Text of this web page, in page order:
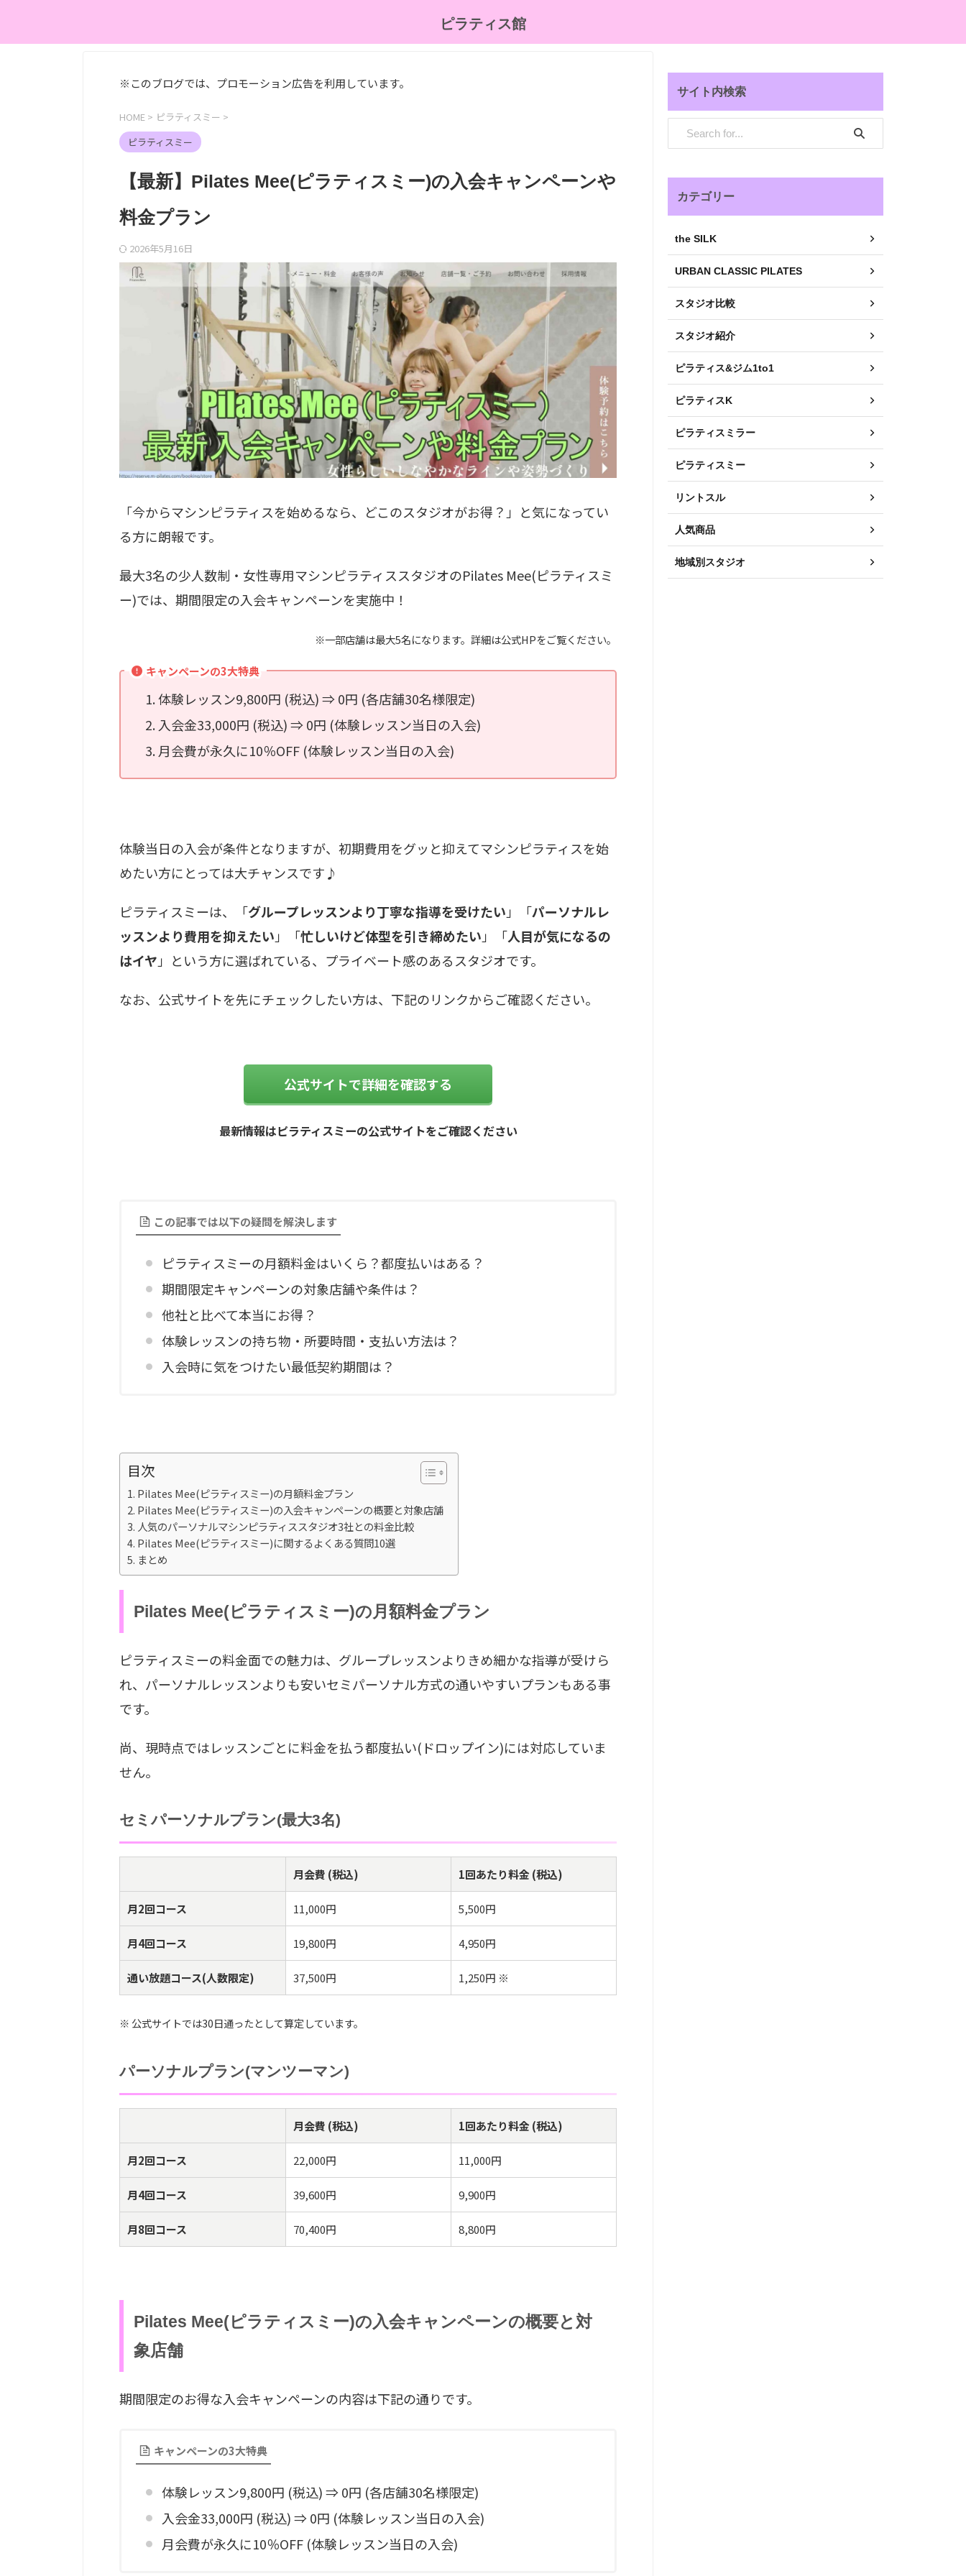
ピラティス館
※このブログでは、プロモーション広告を利用しています。
HOME > ピラティスミー >
ピラティスミー
【最新】Pilates Mee(ピラティスミー)の入会キャンペーンや
料金プラン
2026年5月16日
「今からマシンピラティスを始めるなら、どこのスタジオがお得？」と気になってい
る方に朗報です。
最大3名の少人数制・女性専用マシンピラティススタジオのPilates Mee(ピラティスミ
ー)では、期間限定の入会キャンペーンを実施中！
※一部店舗は最大5名になります。詳細は公式HPをご覧ください。
キャンペーンの3大特典
体験レッスン9,800円 (税込) ⇒ 0円 (各店舗30名様限定)
入会金33,000円 (税込) ⇒ 0円 (体験レッスン当日の入会)
月会費が永久に10％OFF (体験レッスン当日の入会)
体験当日の入会が条件となりますが、初期費用をグッと抑えてマシンピラティスを始
めたい方にとっては大チャンスです♪
ピラティスミーは、「グループレッスンより丁寧な指導を受けたい 」「パーソナルレ
ッスンより費用を抑えたい 」「忙しいけど体型を引き締めたい 」「人目が気になるの
はイヤ 」という方に選ばれている、プライベート感のあるスタジオです。
なお、公式サイトを先にチェックしたい方は、下記のリンクからご確認ください。
公式サイトで詳細を確認する
最新情報はピラティスミーの公式サイトをご確認ください
この記事では以下の疑問を解決します
ピラティスミーの月額料金はいくら？都度払いはある？
期間限定キャンペーンの対象店舗や条件は？
他社と比べて本当にお得？
体験レッスンの持ち物・所要時間・支払い方法は？
入会時に気をつけたい最低契約期間は？
目次
Pilates Mee(ピラティスミー)の月額料金プラン
Pilates Mee(ピラティスミー)の入会キャンペーンの概要と対象店舗
人気のパーソナルマシンピラティススタジオ3社との料金比較
Pilates Mee(ピラティスミー)に関するよくある質問10選
まとめ
Pilates Mee(ピラティスミー)の月額料金プラン
ピラティスミーの料金面での魅力は、グループレッスンよりきめ細かな指導が受けら
れ、パーソナルレッスンよりも安いセミパーソナル方式の通いやすいプランもある事
です。
尚、現時点ではレッスンごとに料金を払う都度払い(ドロップイン)には対応していま
せん。
セミパーソナルプラン(最大3名)
月会費 (税込) 1回あたり料金 (税込)
月2回コース 11,000円 5,500円
月4回コース 19,800円 4,950円
通い放題コース(人数限定) 37,500円 1,250円 ※
※ 公式サイトでは30日通ったとして算定しています。
パーソナルプラン(マンツーマン)
月会費 (税込) 1回あたり料金 (税込)
月2回コース 22,000円 11,000円
月4回コース 39,600円 9,900円
月8回コース 70,400円 8,800円
Pilates Mee(ピラティスミー)の入会キャンペーンの概要と対
象店舗
期間限定のお得な入会キャンペーンの内容は下記の通りです。
キャンペーンの3大特典
体験レッスン9,800円 (税込) ⇒ 0円 (各店舗30名様限定)
入会金33,000円 (税込) ⇒ 0円 (体験レッスン当日の入会)
月会費が永久に10％OFF (体験レッスン当日の入会)
サイト内検索
カテゴリー
the SILK
URBAN CLASSIC PILATES
スタジオ比較
スタジオ紹介
ピラティス&ジム1to1
ピラティスK
ピラティスミラー
ピラティスミー
リントスル
人気商品
地域別スタジオ